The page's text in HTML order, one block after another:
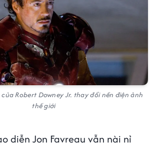
Robert Downey Jr. thay đổi nền điện ảnh
thế giới
diễn Jon Favreau vẫn nài nỉ